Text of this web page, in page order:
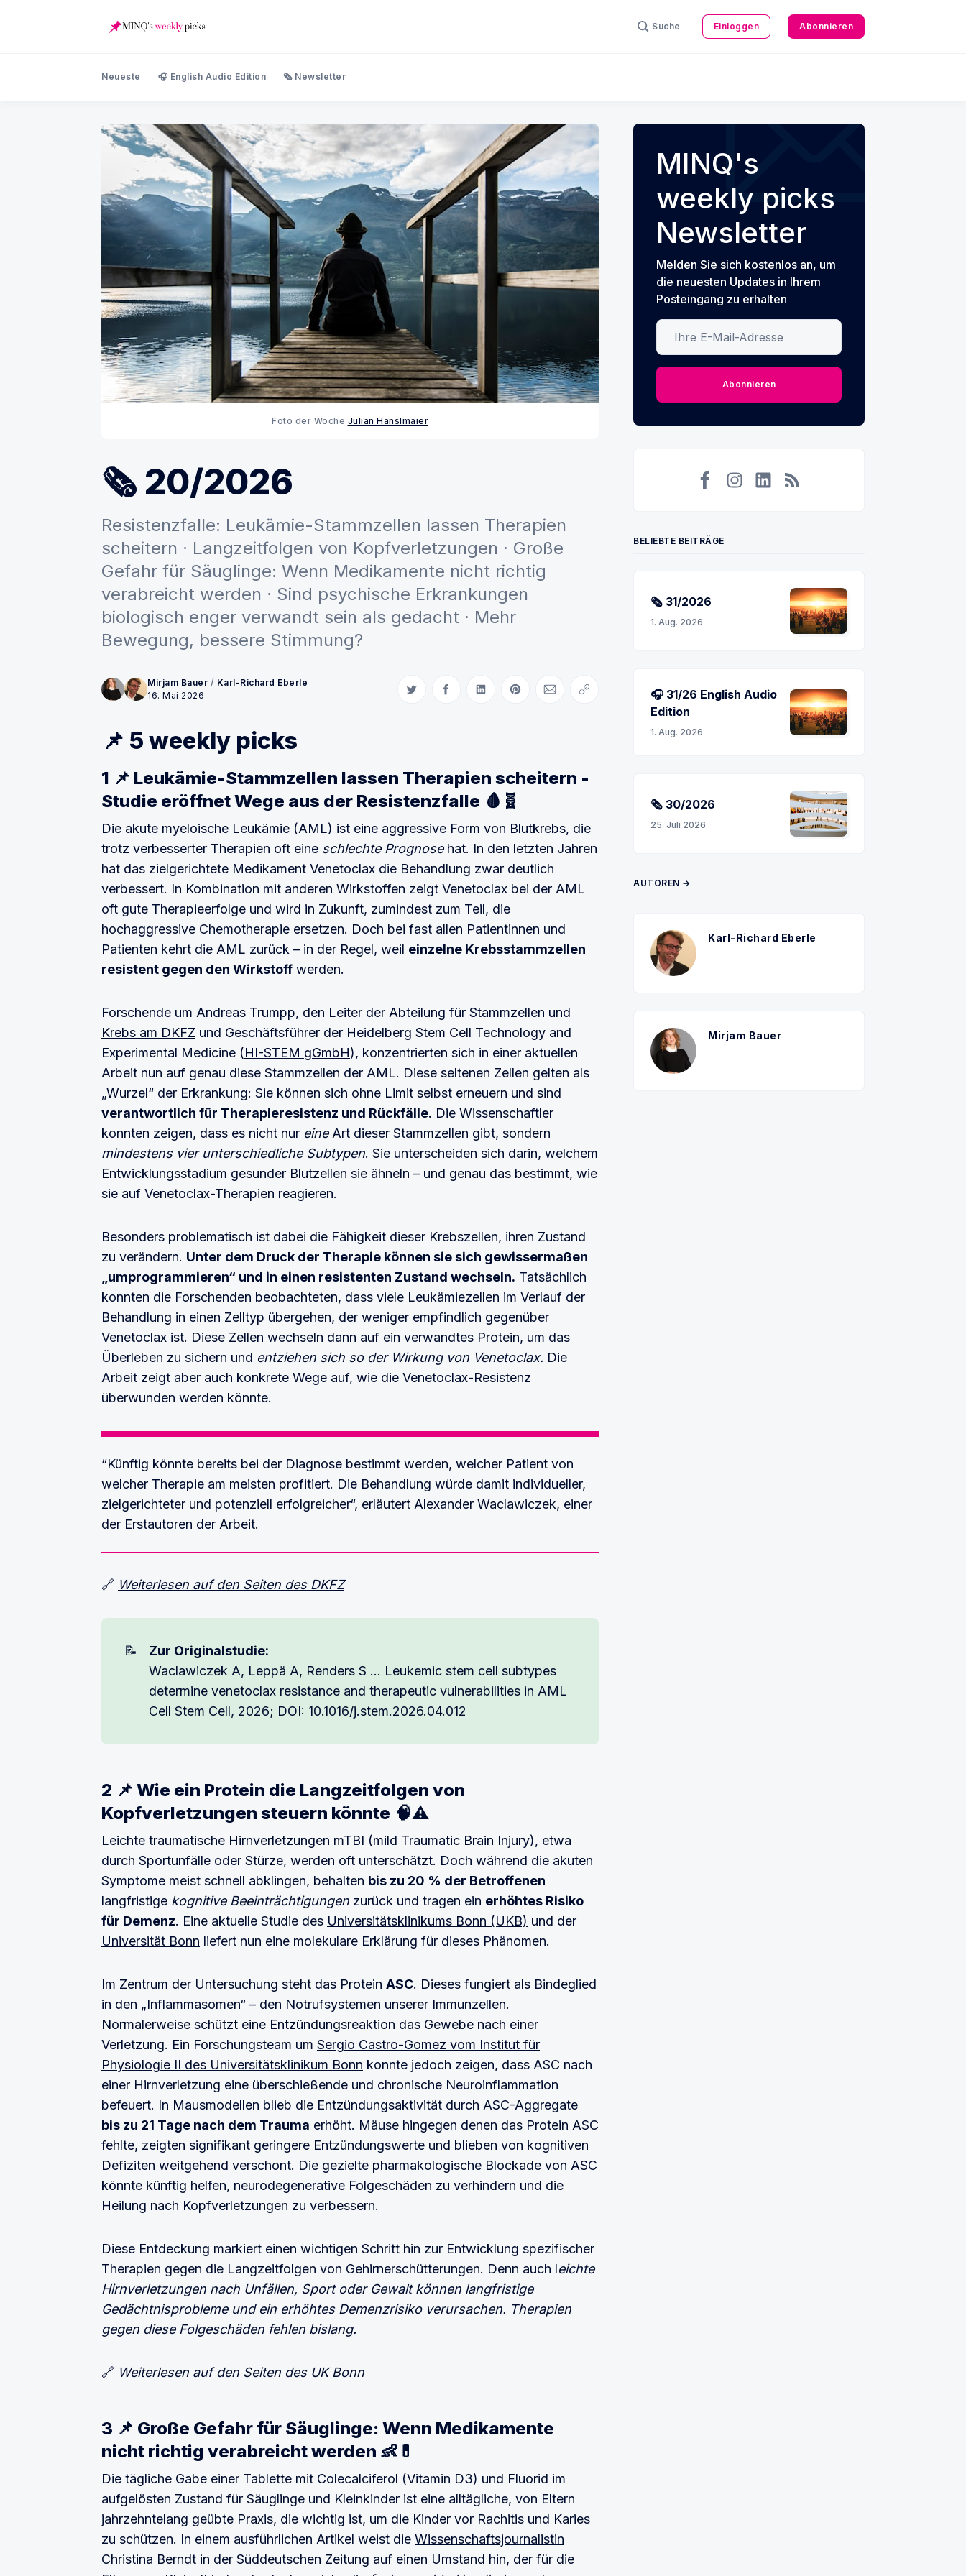
Suche Einloggen Abonnieren
Neueste 🎧 English Audio Edition 🗞️ Newsletter
Foto der Woche Julian Hanslmaier
🗞 20/2026
Resistenzfalle: Leukämie-Stammzellen lassen Therapien
scheitern · Langzeitfolgen von Kopfverletzungen · Große
Gefahr für Säuglinge: Wenn Medikamente nicht richtig
verabreicht werden · Sind psychische Erkrankungen
biologisch enger verwandt sein als gedacht · Mehr
Bewegung, bessere Stimmung?
Mirjam Bauer / Karl-Richard Eberle
16. Mai 2026
Auf Twitter teilen
Auf Facebook teilen
Auf LinkedIn teilen
Auf Pinterest teilen
Per E-Mail teilen
Link kopieren
📌 5 weekly picks
1 📌 Leukämie-Stammzellen lassen Therapien scheitern -
Studie eröffnet Wege aus der Resistenzfalle 🩸🧬
Die akute myeloische Leukämie (AML) ist eine aggressive Form von Blutkrebs, die
trotz verbesserter Therapien oft eine schlechte Prognosehat. In den letzten Jahren
hat das zielgerichtete Medikament Venetoclax die Behandlung zwar deutlich
verbessert. In Kombination mit anderen Wirkstoffen zeigt Venetoclax bei der AML
oft gute Therapieerfolge und wird in Zukunft, zumindest zum Teil, die
hochaggressive Chemotherapie ersetzen. Doch bei fast allen Patientinnen und
Patienten kehrt die AML zurück – in der Regel, weil einzelne Krebsstammzellen
resistent gegen den Wirkstoff werden.
Forschende um Andreas Trumpp, den Leiter der Abteilung für Stammzellen und
Krebs am DKFZ und Geschäftsführer der Heidelberg Stem Cell Technology and
Experimental Medicine (HI-STEM gGmbH), konzentrierten sich in einer aktuellen
Arbeit nun auf genau diese Stammzellen der AML. Diese seltenen Zellen gelten als
„Wurzel“ der Erkrankung: Sie können sich ohne Limit selbst erneuern und sind
verantwortlich für Therapieresistenz und Rückfälle. Die Wissenschaftler
konnten zeigen, dass es nicht nur eineArt dieser Stammzellen gibt, sondern
mindestens vier unterschiedliche Subtypen. Sie unterscheiden sich darin, welchem
Entwicklungsstadium gesunder Blutzellen sie ähneln – und genau das bestimmt, wie
sie auf Venetoclax-Therapien reagieren.
Besonders problematisch ist dabei die Fähigkeit dieser Krebszellen, ihren Zustand
zu verändern. Unter dem Druck der Therapie können sie sich gewissermaßen
„umprogrammieren“ und in einen resistenten Zustand wechseln. Tatsächlich
konnten die Forschenden beobachteten, dass viele Leukämiezellen im Verlauf der
Behandlung in einen Zelltyp übergehen, der weniger empfindlich gegenüber
Venetoclax ist. Diese Zellen wechseln dann auf ein verwandtes Protein, um das
Überleben zu sichern und entziehen sich so der Wirkung von Venetoclax. Die
Arbeit zeigt aber auch konkrete Wege auf, wie die Venetoclax-Resistenz
überwunden werden könnte.
“Künftig könnte bereits bei der Diagnose bestimmt werden, welcher Patient von
welcher Therapie am meisten profitiert. Die Behandlung würde damit individueller,
zielgerichteter und potenziell erfolgreicher“, erläutert Alexander Waclawiczek, einer
der Erstautoren der Arbeit.
🔗 Weiterlesen auf den Seiten des DKFZ
📝
Zur Originalstudie:
Waclawiczek A, Leppä A, Renders S ... Leukemic stem cell subtypes
determine venetoclax resistance and therapeutic vulnerabilities in AML
Cell Stem Cell, 2026; DOI: 10.1016/j.stem.2026.04.012
2 📌 Wie ein Protein die Langzeitfolgen von
Kopfverletzungen steuern könnte 🧠⚠️
Leichte traumatische Hirnverletzungen mTBI (mild Traumatic Brain Injury), etwa
durch Sportunfälle oder Stürze, werden oft unterschätzt. Doch während die akuten
Symptome meist schnell abklingen, behalten bis zu 20 % der Betroffenen
langfristige kognitive Beeinträchtigungen zurück und tragen ein erhöhtes Risiko
für Demenz. Eine aktuelle Studie des Universitätsklinikums Bonn (UKB) und der
Universität Bonn liefert nun eine molekulare Erklärung für dieses Phänomen.
Im Zentrum der Untersuchung steht das Protein ASC. Dieses fungiert als Bindeglied
in den „Inflammasomen“ – den Notrufsystemen unserer Immunzellen.
Normalerweise schützt eine Entzündungsreaktion das Gewebe nach einer
Verletzung. Ein Forschungsteam um Sergio Castro-Gomez vom Institut für
Physiologie II des Universitätsklinikum Bonn konnte jedoch zeigen, dass ASC nach
einer Hirnverletzung eine überschießende und chronische Neuroinflammation
befeuert. In Mausmodellen blieb die Entzündungsaktivität durch ASC-Aggregate
bis zu 21 Tage nach dem Trauma erhöht. Mäuse hingegen denen das Protein ASC
fehlte, zeigten signifikant geringere Entzündungswerte und blieben von kognitiven
Defiziten weitgehend verschont. Die gezielte pharmakologische Blockade von ASC
könnte künftig helfen, neurodegenerative Folgeschäden zu verhindern und die
Heilung nach Kopfverletzungen zu verbessern.
Diese Entdeckung markiert einen wichtigen Schritt hin zur Entwicklung spezifischer
Therapien gegen die Langzeitfolgen von Gehirnerschütterungen. Denn auch leichte
Hirnverletzungen nach Unfällen, Sport oder Gewalt können langfristige
Gedächtnisprobleme und ein erhöhtes Demenzrisiko verursachen. Therapien
gegen diese Folgeschäden fehlen bislang.
🔗 Weiterlesen auf den Seiten des UK Bonn
3 📌 Große Gefahr für Säuglinge: Wenn Medikamente
nicht richtig verabreicht werden 👶💊
Die tägliche Gabe einer Tablette mit Colecalciferol (Vitamin D3) und Fluorid im
aufgelösten Zustand für Säuglinge und Kleinkinder ist eine alltägliche, von Eltern
jahrzehntelang geübte Praxis, die wichtig ist, um die Kinder vor Rachitis und Karies
zu schützen. In einem ausführlichen Artikel weist die Wissenschaftsjournalistin
Christina Berndt in der Süddeutschen Zeitung auf einen Umstand hin, der für die
MINQ's
weekly picks
Newsletter
Melden Sie sich kostenlos an, um
die neuesten Updates in Ihrem
Posteingang zu erhalten
Ihre E-Mail-Adresse
Abonnieren
BELIEBTE BEITRÄGE
🗞 31/2026
1. Aug. 2026
🎧 31/26 English Audio
Edition
1. Aug. 2026
🗞 30/2026
25. Juli 2026
AUTOREN →
Karl-Richard Eberle
Mirjam Bauer